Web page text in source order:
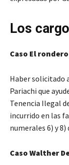
Los
Caso El
Haber solicitado
Pariachi que
Tenencia Ilegal
incurrido en las
numerales 6) y 8)
Caso Walther